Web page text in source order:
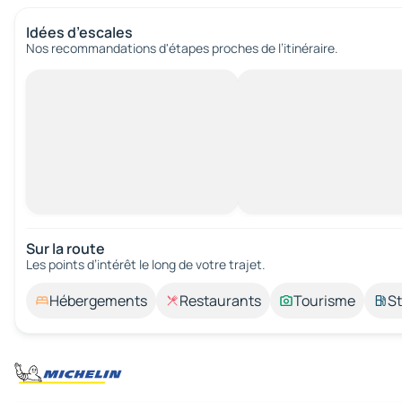
Idées d’escales
Nos recommandations d'étapes proches de l’itinéraire.
Sur la route
Les points d’intérêt le long de votre trajet.
Hébergements Restaurants Tourisme